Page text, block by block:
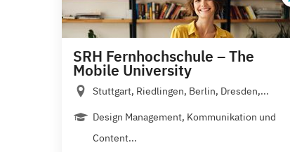
SRH Fernhochschule – The
Mobile University
Stuttgart, Riedlingen, Berlin, Dresden,...
Design Management, Kommunikation und
Content...